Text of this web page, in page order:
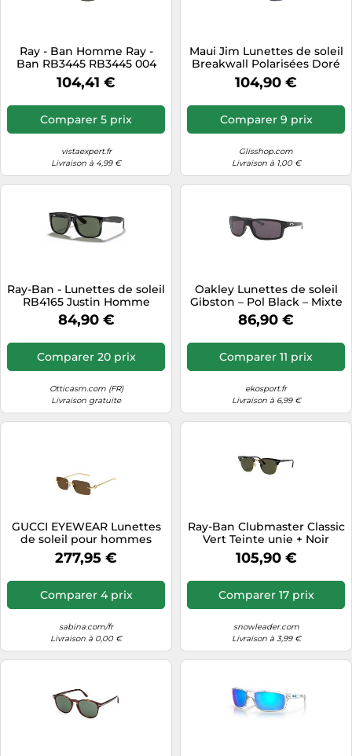
Téléphonie
Téléviseurs
Télévision & vidéo
Ray - Ban Homme Ray -
Ban RB3445 RB3445 004
Lunettes de soleil Acier Gris
G15 Carré Normale
104,41 €
Comparer 5 prix
vistaexpert.fr
Livraison à 4,99 €
Maui Jim Lunettes de soleil
Breakwall Polarisées Doré
Verres Neutral Grey CAT3
104,90 €
Comparer 9 prix
Glisshop.com
Livraison à 1,00 €
Ray-Ban - Lunettes de soleil
RB4165 Justin Homme
Injecté Noir/Vert Carré
601/71
84,90 €
Comparer 20 prix
Otticasm.com (FR)
Livraison gratuite
Oakley Lunettes de soleil
Gibston – Pol Black – Mixte
– Noir – Taille unique –
Modèle 2025
86,90 €
Comparer 11 prix
ekosport.fr
Livraison à 6,99 €
GUCCI EYEWEAR Lunettes
de soleil pour hommes
LUNETTES DE SOLEIL
GG1703S
277,95 €
Comparer 4 prix
sabina.com/fr
Livraison à 0,00 €
Ray-Ban Clubmaster Classic
Vert Teinte unie + Noir
105,90 €
Comparer 17 prix
snowleader.com
Livraison à 3,99 €